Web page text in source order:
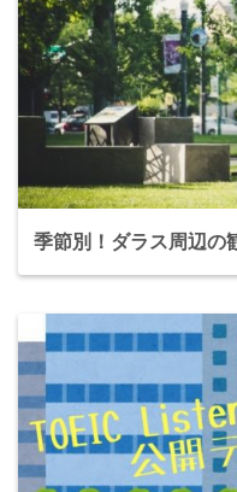
季節別！ダラス周辺の